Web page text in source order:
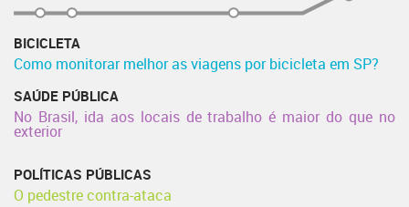
BICICLETA
Como monitorar melhor as viagens por bicicleta em SP?
SAÚDE PÚBLICA
No Brasil, ida aos locais de trabalho é maior do que no
exterior
POLÍTICAS PÚBLICAS
O pedestre contra-ataca